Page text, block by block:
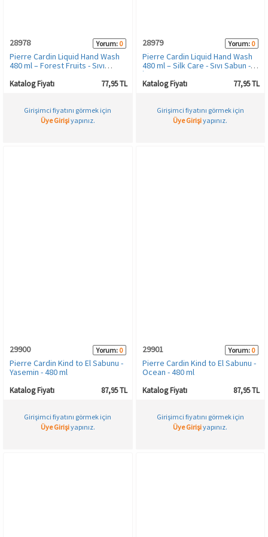
28978 Yorum: 0
Pierre Cardin Liquid Hand Wash
480 ml – Forest Fruits - Sıvı
Katalog Fiyatı 77,95 TL
Girişimci fiyatını görmek için
Üye Girişiyapınız.
28979 Yorum: 0
Pierre Cardin Liquid Hand Wash
480 ml – Silk Care - Sıvı Sabun -
İpek Bakım
Katalog Fiyatı 77,95 TL
Girişimci fiyatını görmek için
Üye Girişiyapınız.
29900 Yorum: 0
Pierre Cardin Kind to El Sabunu -
Yasemin - 480 ml
Katalog Fiyatı 87,95 TL
Girişimci fiyatını görmek için
Üye Girişiyapınız.
29901 Yorum: 0
Pierre Cardin Kind to El Sabunu -
Ocean - 480 ml
Katalog Fiyatı 87,95 TL
Girişimci fiyatını görmek için
Üye Girişiyapınız.